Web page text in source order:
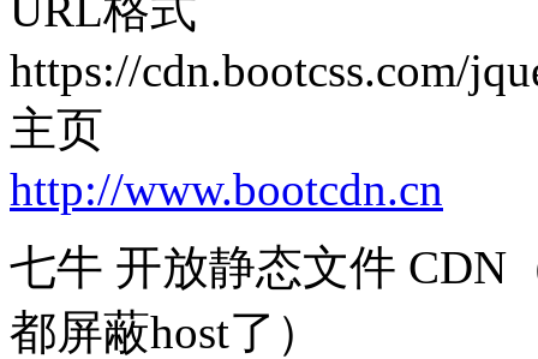
https://cdn.bootcss.com/
主页
http://www.bootcdn.cn
七牛 开放静态文件 CDN
都屏蔽host了）